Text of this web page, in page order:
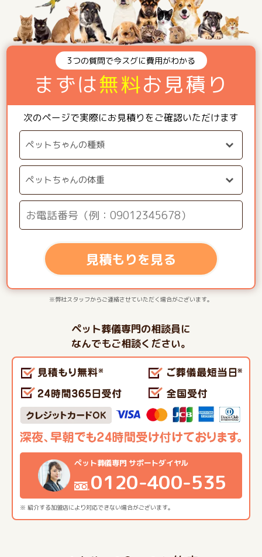
3つの質問で今スグに費用がわかる
まずは無料お見積り
次のページで実際にお見積りをご確認いただけます
見積もりを見る
※弊社スタッフからご連絡させていただく場合がございます。
ペット葬儀専門の相談員に
なんでもご相談ください。
※ 紹介する加盟店により対応できない場合がございます。
ペット葬儀専門 サポートダイヤル
0120-400-535